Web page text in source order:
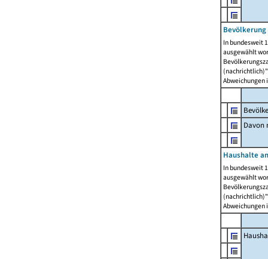
In bundesweit
ausgewählt
Abweichungen
Davon
Haushalte
In bundesweit
ausgewählt
Abweichungen